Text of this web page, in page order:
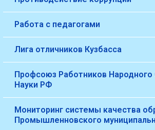
Работа с педагогами
Лига отличников Кузбасса
Профсоюз Работников Народного
Науки РФ
Мониторинг системы качества
Промышленновского